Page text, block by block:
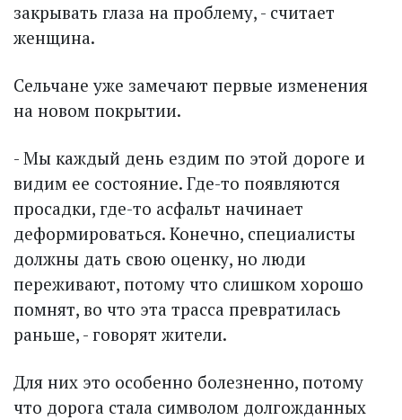
закрывать глаза на проблему, - считает
женщина.
Сельчане уже замечают первые изменения
на новом покрытии.
- Мы каждый день ездим по этой дороге и
видим ее состоя­ние. Где-то появляются
просадки, где-то асфальт начинает
деформироваться. Конечно, специалисты
должны дать свою оценку, но люди
переживают, потому что слишком хорошо
помнят, во что эта трасса превратилась
раньше, - говорят жители.
Для них это особенно болезненно, потому
что дорога стала символом долгожданных